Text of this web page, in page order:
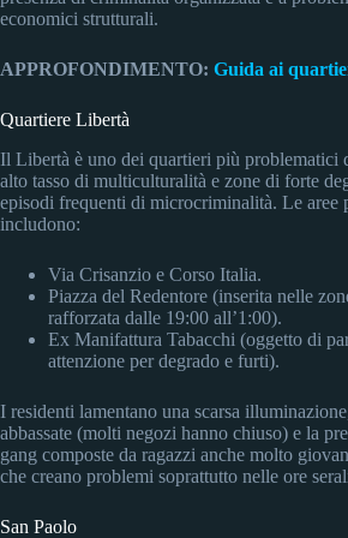
economici strutturali.
APPROFONDIMENTO: Guida ai
Quartiere Libertà
Il Libertà è uno dei quartieri più problematici
alto tasso di multiculturalità e zone di forte
episodi frequenti di microcriminalità. Le aree
includono:
Via Crisanzio e Corso Italia.
Piazza del Redentore (inserita nelle
rafforzata dalle 19:00 all’1:00).
Ex Manifattura Tabacchi (oggetto di
attenzione per degrado e furti).
I residenti lamentano una scarsa
abbassate (molti negozi hanno chiuso) e la
gang composte da ragazzi anche molto
che creano problemi soprattutto nelle ore
San Paolo